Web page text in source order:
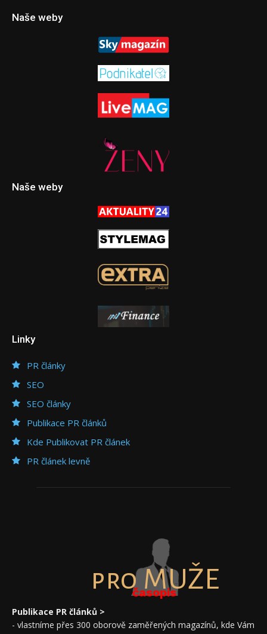
Naše weby
Naše weby
Linky
PR články
SEO
SEO články
Publikace PR článků
Kde Publikovat PR článek
PR článek levně
pro MUŽE
časopis
Publikace PR článků >
- vlastníme přes 300 oborově zaměřených magazínů, kde Vám